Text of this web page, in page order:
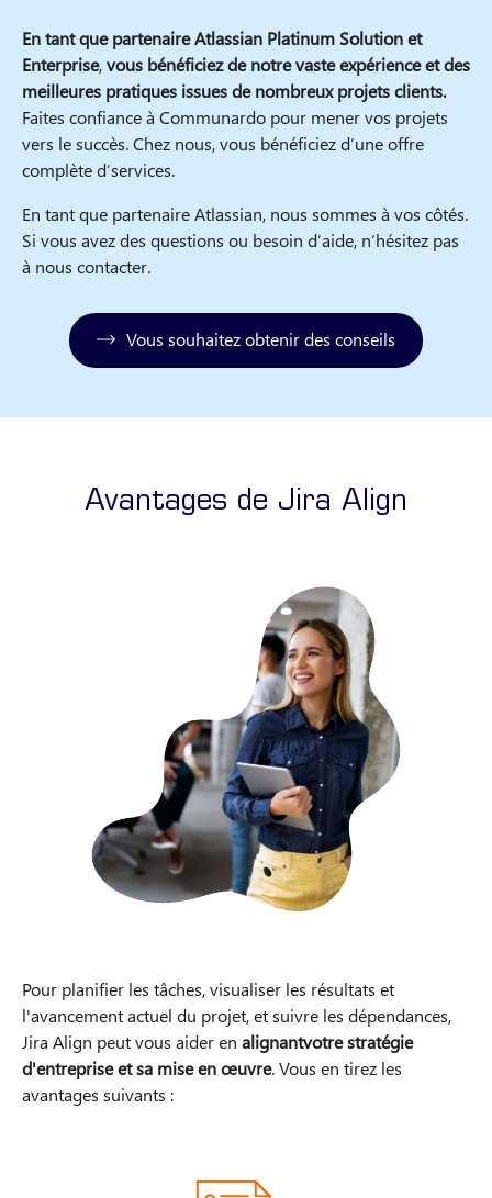
En tant que partenaire Atlassian Platinum Solution et
Enterprise,vous bénéficiez de notre vaste expérience et des
meilleures pratiques issues de nombreux projets clients.
Faites confiance à Communardo pour mener vos projets
vers le succès. Chez nous, vous bénéficiez d’une offre
complète d’services.
En tant que partenaire Atlassian, nous sommes à vos côtés.
Si vous avez des questions ou besoin d’aide, n’hésitez pas
à nous contacter.
Vous souhaitez obtenir des conseils
Avantages de Jira Align
Pour planifier les tâches, visualiser les résultats et
l'avancement actuel du projet, et suivre les dépendances,
Jira Align peut vous aider en alignantvotre stratégie
d'entreprise et sa mise en œuvre. Vous en tirez les
avantages suivants :